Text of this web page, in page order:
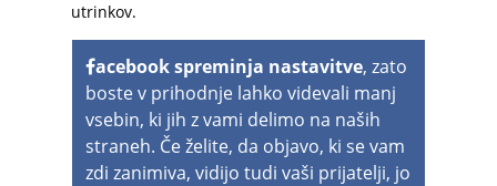
utrinkov.
acebook spreminja nastavitve, zato
boste v prihodnje lahko videvali manj
vsebin, ki jih z vami delimo na naših
straneh. Če želite, da objavo, ki se vam
zdi zanimiva, vidijo tudi vaši prijatelji, jo